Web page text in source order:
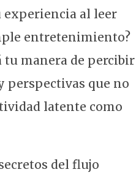
experiencia al leer
entretenimiento?
tu manera de percibir
perspectivas que no
latente como
del flujo